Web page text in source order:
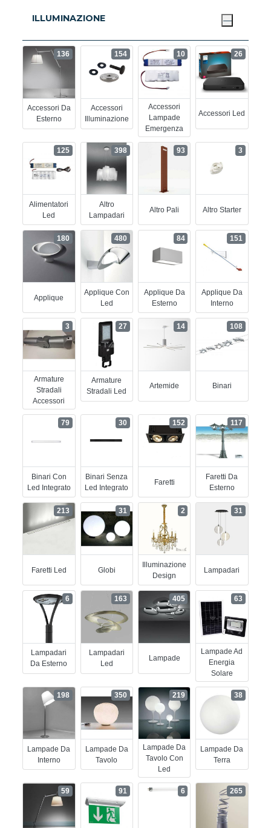
ILLUMINAZIONE
Accessori Da
Esterno
136
Accessori
Illuminazione
154
Accessori
Lampade
Emergenza
10
Accessori Led
26
Alimentatori
Led
125
Altro
Lampadari
398
Altro Pali
93
Altro Starter
3
Applique
180
Applique Con
Led
480
Applique Da
Esterno
84
Applique Da
Interno
151
Armature
Stradali
Accessori
3
Armature
Stradali Led
27
Artemide
14
Binari
108
Binari Con
Led Integrato
79
Binari Senza
Led Integrato
30
Faretti
152
Faretti Da
Esterno
117
Faretti Led
213
Globi
31
Illuminazione
Design
2
Lampadari
31
Lampadari
Da Esterno
6
Lampadari
Led
163
Lampade
405
Lampade Ad
Energia
Solare
63
Lampade Da
Interno
198
Lampade Da
Tavolo
350
Lampade Da
Tavolo Con
Led
219
Lampade Da
Terra
38
59 91 6 265